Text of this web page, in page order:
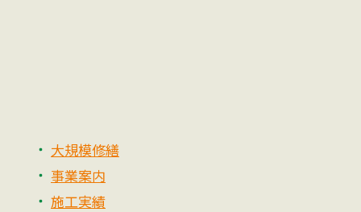
大規模修繕
事業案内
施工実績